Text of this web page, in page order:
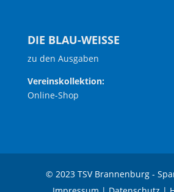
DIE BLAU-WEISSE
zu den Ausgaben
Vereinskollektion:
Online-Shop
© 2023 TSV Brannenburg -